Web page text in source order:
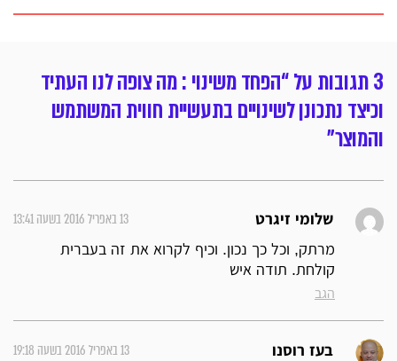
3 תגובות על “הפחד משינוי : מה צופה לנו העתיד
וכיצד נתכונן לשינויים בתעשיית חווית המשתמש
והמוצר”
שלומי זיגרט 13 באפריל 2016 בשעה 13:41
מרתק, וכל כך נכון. וכיף לקרוא את זה בעברית
קולחת. תודה איש
הגב
בעז רוסנו 13 באפריל 2016 בשעה 19:18